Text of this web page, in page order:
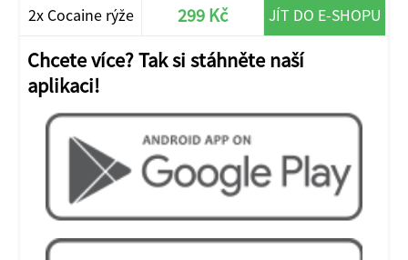
2x Cocaine rýže 299 Kč JÍT DO E-SHOPU
Chcete více? Tak si stáhněte naší
aplikaci!